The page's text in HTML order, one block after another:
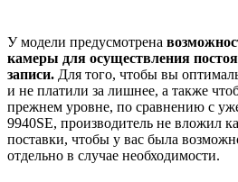
У модели предусмотрена
камеры для осуществления
записи. Для того, чтобы вы
и не платили за лишнее, а также
прежнем уровне, по сравнению с
9940SE, производитель не вложил
поставки, чтобы у вас была
отдельно в случае необходимости.